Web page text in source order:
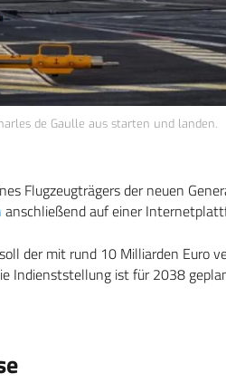
de Gaulle aus starten und landen.
Flugzeugträgers der neuen
anschließend auf einer
der mit rund 10 Milliarden Euro
Indienststellung ist für 2038